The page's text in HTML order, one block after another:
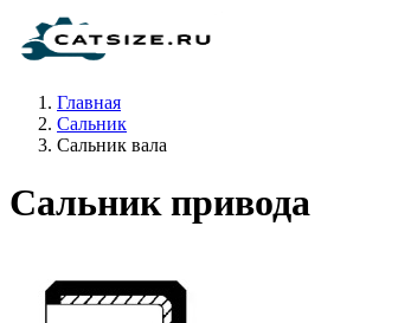
Главная
Сальник
Сальник вала
Сальник привода